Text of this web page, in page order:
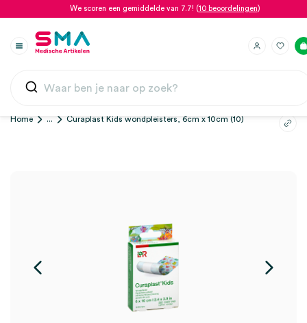
We scoren een gemiddelde van 7.7! (10 beoordelingen)
Home ... Curaplast Kids wondpleisters, 6cm x 10cm (10)